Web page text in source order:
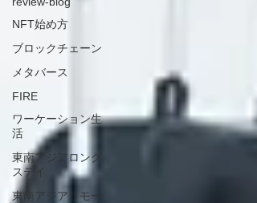
NFT始め方
ブロックチェーン
メタバース
FIRE
ワーケーション生
活
東南アジアロング
ステイ
東南アジアリモー